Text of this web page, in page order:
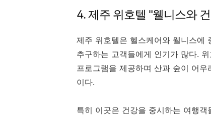
4. 제주 위호텔 "웰니스와
제주 위호텔은 헬스케어와 웰니스에
추구하는 고객들에게 인기가 많다.
프로그램을 제공하며 산과 숲이 어
이다.
특히 이곳은 건강을 중시하는 여행